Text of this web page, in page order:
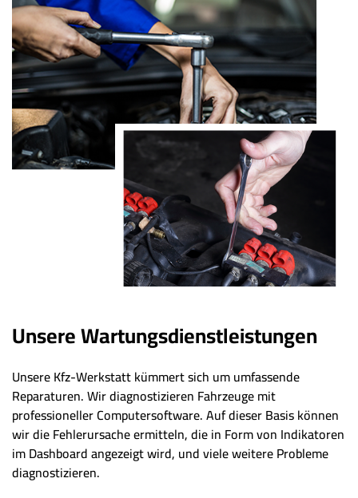
Unsere Wartungsdienstleistungen
Unsere Kfz-Werkstatt kümmert sich um umfassende
Reparaturen. Wir diagnostizieren Fahrzeuge mit
professioneller Computersoftware. Auf dieser Basis können
wir die Fehlerursache ermitteln, die in Form von Indikatoren
im Dashboard angezeigt wird, und viele weitere Probleme
diagnostizieren.